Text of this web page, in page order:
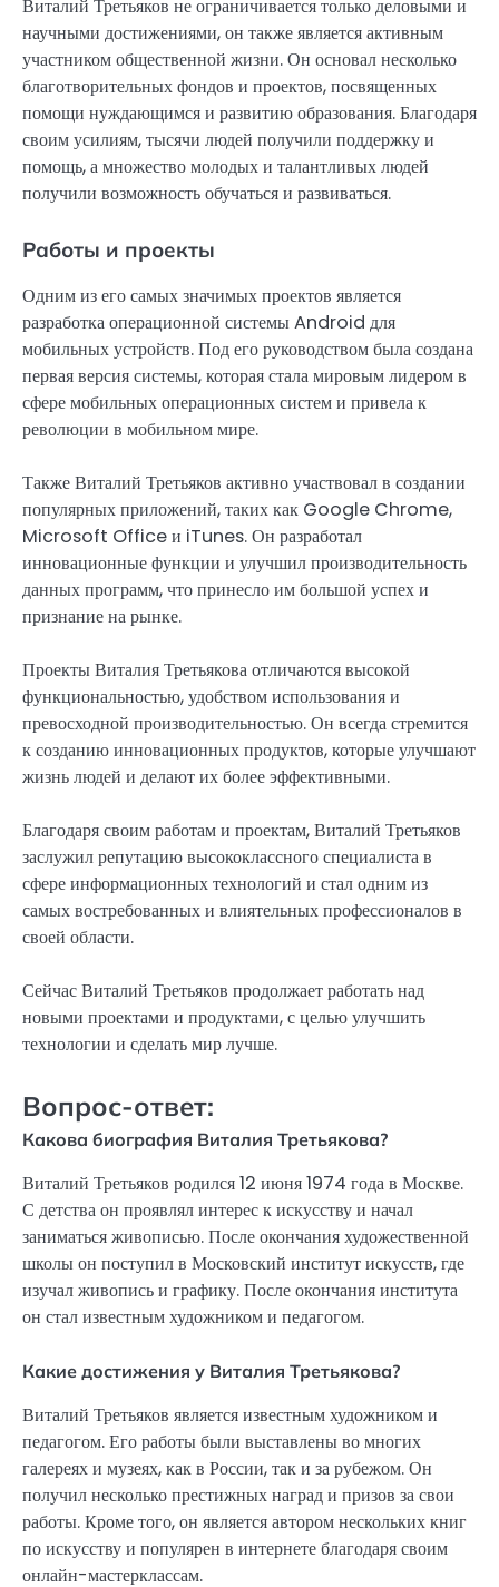
Виталий Третьяков не ограничивается только деловыми и
научными достижениями, он также является активным
участником общественной жизни. Он основал несколько
благотворительных фондов и проектов, посвященных
помощи нуждающимся и развитию образования. Благодаря
своим усилиям, тысячи людей получили поддержку и
помощь, а множество молодых и талантливых людей
получили возможность обучаться и развиваться.
Работы и проекты
Одним из его самых значимых проектов является
разработка операционной системы Android для
мобильных устройств. Под его руководством была создана
первая версия системы, которая стала мировым лидером в
сфере мобильных операционных систем и привела к
революции в мобильном мире.
Также Виталий Третьяков активно участвовал в создании
популярных приложений, таких как Google Chrome,
Microsoft Office и iTunes. Он разработал
инновационные функции и улучшил производительность
данных программ, что принесло им большой успех и
признание на рынке.
Проекты Виталия Третьякова отличаются высокой
функциональностью, удобством использования и
превосходной производительностью. Он всегда стремится
к созданию инновационных продуктов, которые улучшают
жизнь людей и делают их более эффективными.
Благодаря своим работам и проектам, Виталий Третьяков
заслужил репутацию высококлассного специалиста в
сфере информационных технологий и стал одним из
самых востребованных и влиятельных профессионалов в
своей области.
Сейчас Виталий Третьяков продолжает работать над
новыми проектами и продуктами, с целью улучшить
технологии и сделать мир лучше.
Вопрос-ответ:
Какова биография Виталия Третьякова?
Виталий Третьяков родился 12 июня 1974 года в Москве.
С детства он проявлял интерес к искусству и начал
заниматься живописью. После окончания художественной
школы он поступил в Московский институт искусств, где
изучал живопись и графику. После окончания института
он стал известным художником и педагогом.
Какие достижения у Виталия Третьякова?
Виталий Третьяков является известным художником и
педагогом. Его работы были выставлены во многих
галереях и музеях, как в России, так и за рубежом. Он
получил несколько престижных наград и призов за свои
работы. Кроме того, он является автором нескольких книг
по искусству и популярен в интернете благодаря своим
онлайн-мастерклассам.